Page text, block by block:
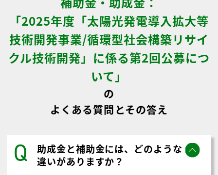
「2025年度「太陽光発電導入拡大等
技術開発事業/循環型社会構築リサイ
クル技術開発」に係る第2回公募につ
いて」
の
よくある質問とその答え
Q
助成金と補助金には、どのような
違いがありますか？